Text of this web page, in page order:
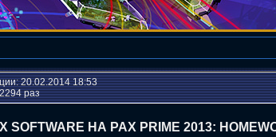
20.02.2014 18:53
раз
SOFTWARE НА PAX PRIME 2013: